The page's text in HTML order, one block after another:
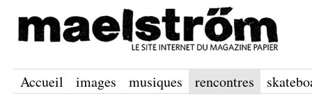
Accueil images musiques rencontres